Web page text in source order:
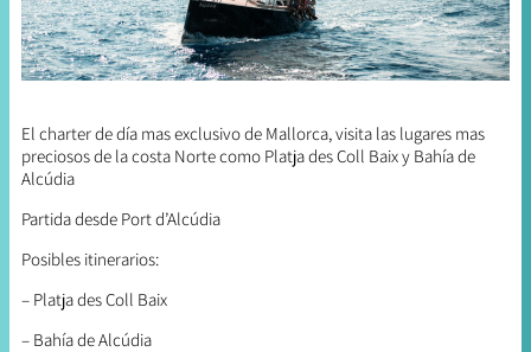
El charter de día mas exclusivo de Mallorca, visita las lugares mas
preciosos de la costa Norte como Platja des Coll Baix y Bahía de
Alcúdia
Partida desde Port d’Alcúdia
Posibles itinerarios:
– Platja des Coll Baix
– Bahía de Alcúdia